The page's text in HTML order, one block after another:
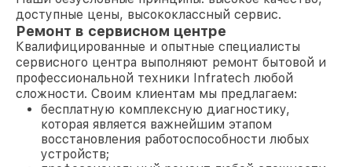
доступные цены, высококлассный сервис.
Ремонт в сервисном центре
Квалифицированные и опытные специалисты
сервисного центра выполняют ремонт бытовой и
профессиональной техники Infratech любой
сложности. Своим клиентам мы предлагаем:
бесплатную комплексную диагностику,
которая является важнейшим этапом
восстановления работоспособности любых
устройств;